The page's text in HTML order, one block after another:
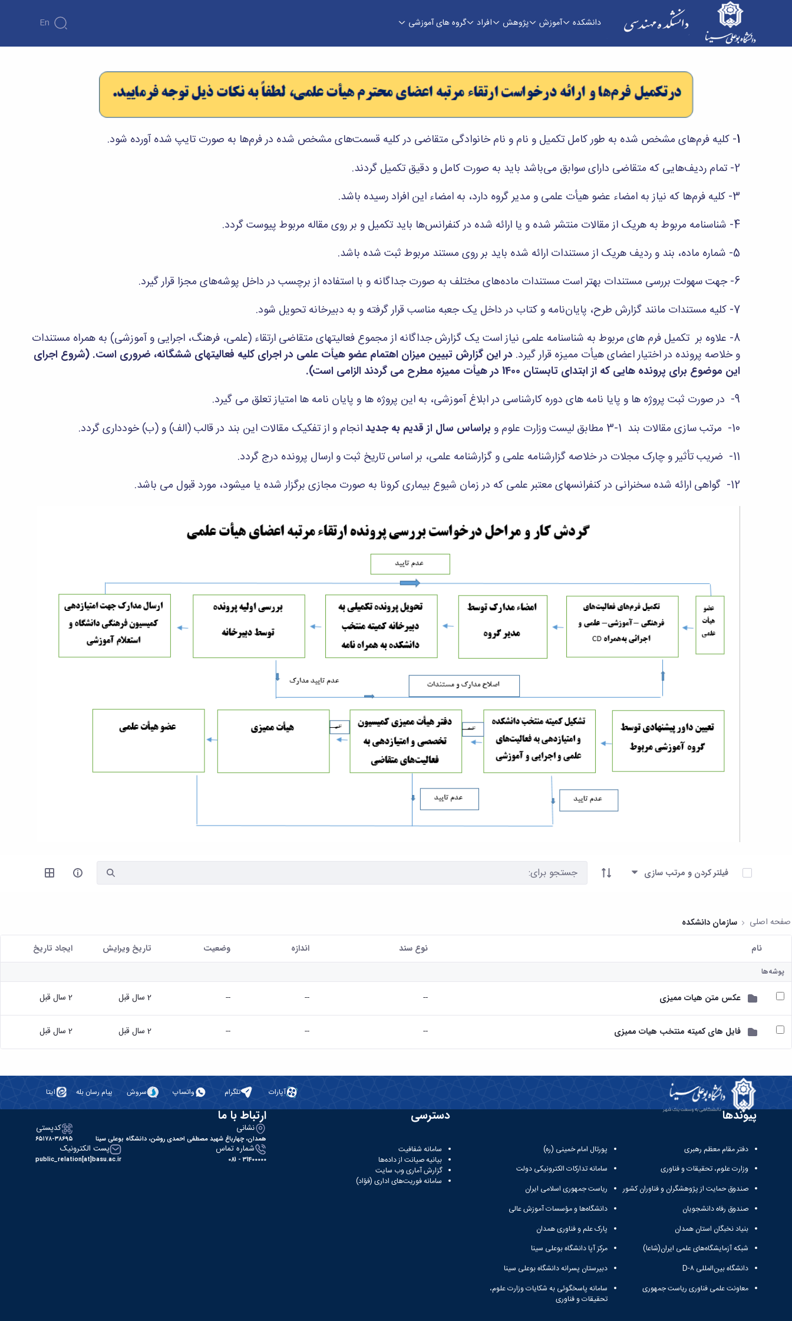
دانشکده آموزش پژوهش افراد گروه های آموزشی En
1- کلیه فرم‌های مشخص شده به طور کامل تکمیل و نام و نام خانوادگی متقاضی در کلیه قسمت‌های مشخص شده در فرم‌ها به صورت تایپ شده آورده شود.
2- تمام ردیف‌هایی که متقاضی دارای سوابق می‌باشد باید به صورت کامل و دقیق تکمیل گردند.
3- کلیه فرم‌ها که نیاز به امضاء عضو هیأت علمی و مدیر گروه دارد، به امضاء این افراد رسیده باشد.
4- شناسنامه مربوط به هریک از مقالات منتشر شده و یا ارائه شده در کنفرانس‌ها باید تکمیل و بر روی مقاله مربوط پیوست گردد.
5- شماره ماده، بند و ردیف هریک از مستندات ارائه شده باید بر روی مستند مربوط ثبت شده باشد.
6- جهت سهولت بررسی مستندات بهتر است مستندات ماده‌های مختلف به صورت جداگانه و با استفاده از برچسب در داخل پوشه‌های مجزا قرار گیرد.
7- کلیه مستندات مانند گزارش طرح، پایان‌نامه و کتاب در داخل یک جعبه مناسب قرار گرفته و به دبیرخانه تحویل شود.
8- علاوه بر تکمیل فرم های مربوط به شناسنامه علمی نیاز است یک گزارش جداگانه از مجموع فعالیتهای متقاضی ارتقاء (علمی، فرهنگ، اجرایی و آموزشی) به همراه مستندات
و خلاصه پرونده در اختیار اعضای هیأت ممیزه قرار گیرد. در این گزارش تبیین میزان اهتمام عضو هیأت علمی در اجرای کلیه فعالیتهای ششگانه، ضروری است. (شروع اجرای
این موضوع برای پرونده هایی که از ابتدای تابستان 1400 در هیأت ممیزه مطرح می گردند الزامی است).
9- در صورت ثبت پروژه ها و پایا نامه های دوره کارشناسی در ابلاغ آموزشی، به این پروژه ها و پایان نامه ها امتیاز تعلق می گیرد.
10- مرتب سازی مقالات بند 1-3 مطابق لیست وزارت علوم و
براساس سال از قدیم به جدیدانجام و از تفکیک مقالات این بند در قالب (الف) و (ب) خودداری گردد.
11- ضریب تأثیر و چارک مجلات در خلاصه گزارشنامه علمی و گزارشنامه علمی، بر اساس تاریخ ثبت و ارسال پرونده درج گردد.
12- گواهی ارائه شده سخنرانی در کنفرانسهای معتبر علمی که در زمان شیوع بیماری کرونا به صورت مجازی برگزار شده یا میشود، مورد قبول می باشد.
آیتم ها را انتخاب کنید
فیلتر کردن و مرتب سازی
صفحه اصلی سازمان دانشکده
کاربر انتخاب شده
نام نوع سند اندازه وضعیت تاریخ ویرایش ايجاد تاريخ
پوشه‌ها
عکس متن هیات ممیزی --
--
-- 2 سال قبل 2 سال قبل
فایل های کمیته منتخب هیات ممیزی --
--
-- 2 سال قبل 2 سال قبل
آپارات تلگرام واتساپ سروش پیام رسان بله ایتا
پیوندها
دفتر مقام معظم رهبری
وزارت علوم، تحقیقات و فناوری
صندوق حمایت از پژوهشگران و فناوران کشور
صندوق رفاه دانشجویان
بنیاد نخبگان استان همدان
شبکه آزمایشگاه‌های علمی ایران(شاعا)
دانشگاه بین‌المللی D-۸
معاونت علمی فناوری ریاست جمهوری
پورتال امام خمینی (ره)
سامانه تدارکات الکترونیکی دولت
ریاست جمهوری اسلامی ایران
دانشگاه‌ها و مؤسسات آموزش عالی
پارک علم و فناوری همدان
مرکز آپا دانشگاه بوعلی سینا
دبیرستان پسرانه دانشگاه بوعلی سینا
سامانه پاسخگوئی به شکایات وزارت علوم،
تحقیقات و فناوری
دسترسی
سامانه شفافیت
بیانیه صیانت از داده‌ها
گزارش آماری وب‌ سایت
سامانه فوریت‌های اداری (فؤاد)
ارتباط با ما
نشانی
همدان، چهارباغ شهید مصطفی احمدی روشن، دانشگاه بوعلی سینا
کدپستی
۶۵۱۷۸-۳۸۶۹۵
شماره تماس
31400000 - 081
پست الکترونیک
public_relation[at]basu.ac.ir